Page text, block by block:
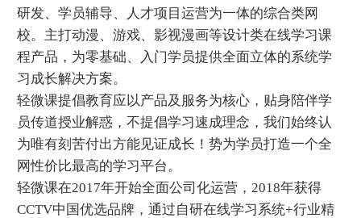
研发、学员辅导、人才项目运营为一体的综合类网
校。主打动漫、游戏、影视漫画等设计类在线学习课
程产品，为零基础、入门学员提供全面立体的系统学
习成长解决方案。
轻微课提倡教育应以产品及服务为核心，贴身陪伴学
员传道授业解惑，不提倡学习速成理念，我们始终认
为唯有刻苦付出方能见证成长！势为学员打造一个全
网性价比最高的学习平台。
轻微课在2017年开始全面公司化运营，2018年获得
CCTV中国优选品牌，通过自研在线学习系统+行业精